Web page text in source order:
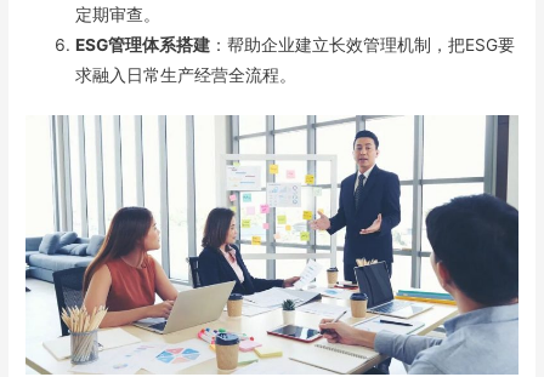
定期审查。
ESG管理体系搭建 ：帮助企业建立长效管理机制，把ESG要
求融入日常生产经营全流程。